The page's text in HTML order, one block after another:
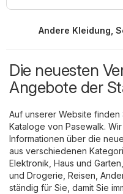
Andere Kleidung,
Die neuesten
Angebote der
Auf unserer Website
Kataloge von Pasewalk.
Informationen über die
aus verschiedenen
Elektronik Haus und Garten
und Drogerie Reisen
ständig für Sie, damit Sie